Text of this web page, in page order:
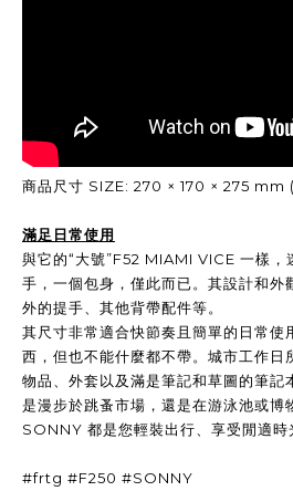
商品尺寸 SIZE: 270 × 170 × 275 mm
滿足日常使用
與它的“大號”F52 MIAMI VICE 一樣，
手，一個包身，僅此而已。其設計和外
外的提手、其他背帶配件等。
其尺寸非常適合快節奏且簡單的日常
西，但也不能什麼都不帶。城市工作
物品、外套以及滿是筆記和草圖的筆
是漫步於跳蚤市場，還是在游泳池或博
SONNY 都是您輕裝出行、享受閒適時
#frtg #F250 #SONNY